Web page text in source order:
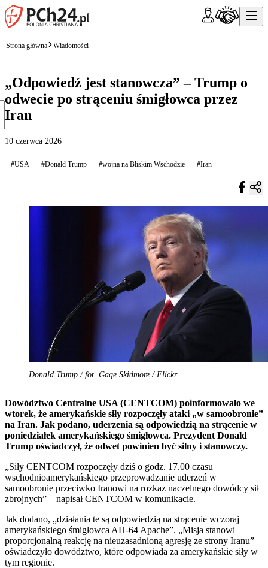
Strona główna Wiadomości
„Odpowiedź jest stanowcza” – Trump o
odwecie po strąceniu śmigłowca przez
Iran
10 czerwca 2026
#USA #Donald Trump #wojna na Bliskim Wschodzie #Iran
Donald Trump / fot. Gage Skidmore / Flickr
Dowództwo Centralne USA (CENTCOM) poinformowało we
wtorek, że amerykańskie siły rozpoczęły ataki „w samoobronie”
na Iran. Jak podano, uderzenia są odpowiedzią na strącenie w
poniedziałek amerykańskiego śmigłowca. Prezydent Donald
Trump oświadczył, że odwet powinien być silny i stanowczy.
„Siły CENTCOM rozpoczęły dziś o godz. 17.00 czasu
wschodnioamerykańskiego przeprowadzanie uderzeń w
samoobronie przeciwko Iranowi na rozkaz naczelnego dowódcy sił
zbrojnych” – napisał CENTCOM w komunikacie.
Jak dodano, „działania te są odpowiedzią na strącenie wczoraj
amerykańskiego śmigłowca AH-64 Apache”. „Misja stanowi
proporcjonalną reakcję na nieuzasadnioną agresję ze strony Iranu” –
oświadczyło dowództwo, które odpowiada za amerykańskie siły w
tym regionie.